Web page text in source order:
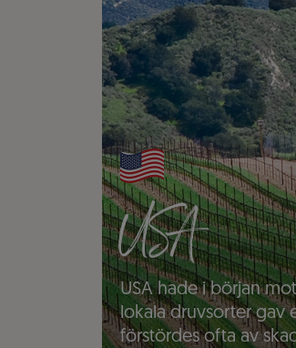
USA
USA hade i början
lokala druvsorter gav
förstördes ofta av